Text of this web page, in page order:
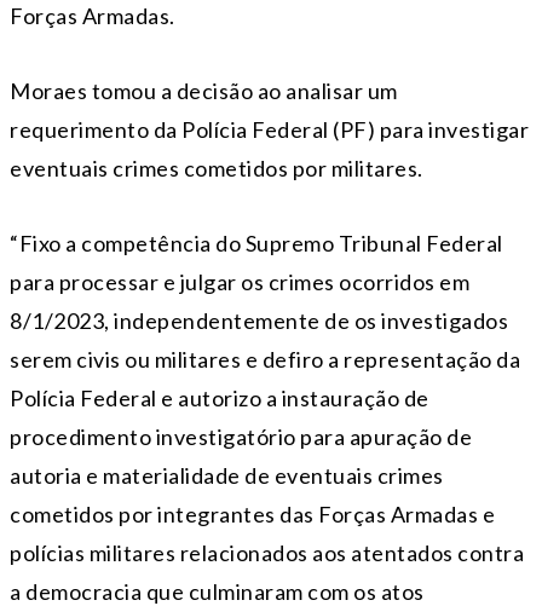
Forças Armadas.
Moraes tomou a decisão ao analisar um
requerimento da Polícia Federal (PF) para investigar
eventuais crimes cometidos por militares.
“Fixo a competência do Supremo Tribunal Federal
para processar e julgar os crimes ocorridos em
8/1/2023, independentemente de os investigados
serem civis ou militares e defiro a representação da
Polícia Federal e autorizo a instauração de
procedimento investigatório para apuração de
autoria e materialidade de eventuais crimes
cometidos por integrantes das Forças Armadas e
polícias militares relacionados aos atentados contra
a democracia que culminaram com os atos